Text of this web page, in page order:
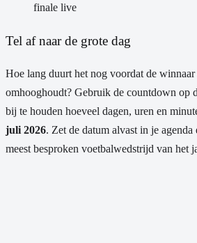
finale live
Tel af naar de grote dag
Hoe lang duurt het nog voordat de
omhooghoudt? Gebruik de countdown op
bij te houden hoeveel dagen, uren en
juli 2026. Zet de datum alvast in je
meest besproken voetbalwedstrijd van het